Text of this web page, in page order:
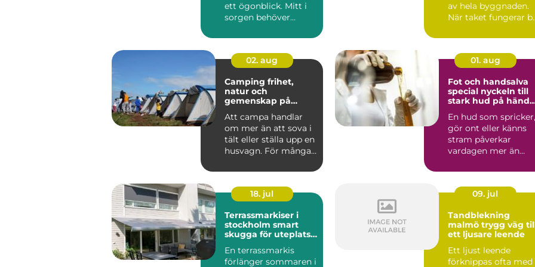
ett ögonblick. Mitt i
sorgen behöver
...
av hela byggnaden.
När taket fungerar
02. aug
Camping frihet,
natur och
gemenskap på
Att campa handlar
om mer än att sova i
tält eller ställa upp en
husvagn. För många
01. aug
Fot och handsalva
special nyckeln till
stark hud på
En hud som spricker,
gör ont eller känns
stram påverkar
vardagen mer än
Händer s...
18. jul
Terrassmarkiser i
stockholm smart
skugga för uteplats
En terrassmarkis
förlänger sommaren i
09. jul
Tandblekning
malmö trygg väg till
ett ljusare leende
Ett ljust leende
förknippas ofta med